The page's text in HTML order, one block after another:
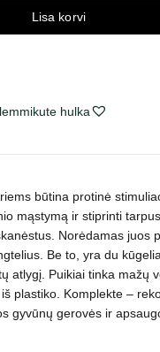
Lisa korvi
hulka
būtina protinė
mąstymą ir stiprinti
Norėdamas juos
Be to, yra du
atlygį. Puikiai tinka mažų
plastiko. Komplekte –
gyvūnų gerovės ir